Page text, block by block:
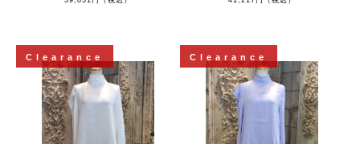
Clearance Clearance